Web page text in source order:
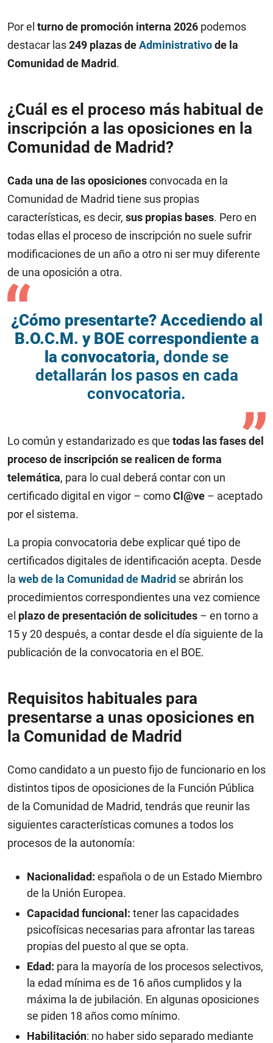
Por el turno de promoción interna 2026 podemos
destacar las249 plazas deAdministrativode la
Comunidad de Madrid.
¿Cuál es el proceso más habitual de
inscripción a las oposiciones en la
Comunidad de Madrid?
Cada una de las oposicionesconvocada en la
Comunidad de Madrid tiene sus propias
características, es decir, sus propias bases. Pero en
todas ellas el proceso de inscripción no suele sufrir
modificaciones de un año a otro ni ser muy diferente
de una oposición a otra.
¿Cómo presentarte? Accediendo al
B.O.C.M. y BOE correspondiente a
la convocatoria, donde se
detallarán los pasos en cada
convocatoria.
Lo común y estandarizado es que todas las fases del
proceso de inscripción se realicen de forma
telemática, para lo cual deberá contar con un
certificado digital en vigor – comoCl@ve – aceptado
por el sistema.
La propia convocatoria debe explicar qué tipo de
certificados digitales de identificación acepta. Desde
la web de la Comunidad de Madrid se abrirán los
procedimientos correspondientes una vez comience
el plazo de presentación de solicitudes – en torno a
15 y 20 después, a contar desde el día siguiente de la
publicación de la convocatoria en el BOE.
Requisitos habituales para
presentarse a unas oposiciones en
la Comunidad de Madrid
Como candidato a un puesto fijo de funcionario en los
distintos tipos de oposiciones de la Función Pública
de la Comunidad de Madrid, tendrás que reunir las
siguientes características comunes a todos los
procesos de la autonomía:
Nacionalidad: española o de un Estado Miembro
de la Unión Europea.
Capacidad funcional: tener las capacidades
psicofísicas necesarias para afrontar las tareas
propias del puesto al que se opta.
Edad: para la mayoría de los procesos selectivos,
la edad mínima es de 16 años cumplidos y la
máxima la de jubilación. En algunas oposiciones
se piden 18 años como mínimo.
Habilitación: no haber sido separado mediante